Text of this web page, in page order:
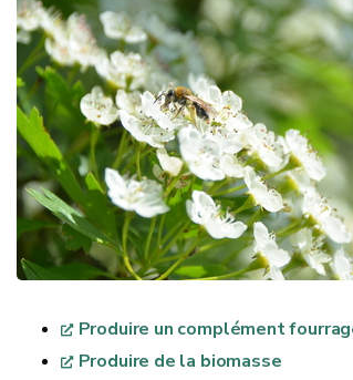
Produire un complément
Produire de la biomasse